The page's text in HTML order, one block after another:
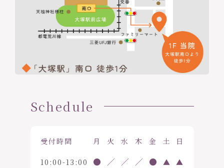
Schedule
受付時間 月 火 水 木 金 土 日
10:00-13:00 ● ／ ／ ／ ● ▲ ▲